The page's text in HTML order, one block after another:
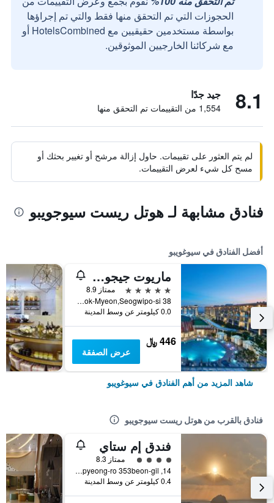
الحجوزات التي تم التحقق منها فقط والتي تم إجراؤها
بواسطة مستخدمين حقيقيين مع HotelsCombined أو
مع شركائنا الخارجيين الموثوقين.
8.1 جيد جدًا
1,554 من التقييمات تم التحقق منها
لم يتم العثور على تقييمات. حاول إزالة مرشح أو تغيير بحثك أو
مسح كل شيء لعرض التقييمات.
فنادق مشابهة لـ هوتل ريست سيوجويبو
أفضل الفنادق في سيوغويبو
ماريوت جيجو شنوا وورلد هوتلز آند ريزورتس
5 نجوم
ممتاز 8.9
38 Sinhwayeoksa-ro 304Beon-Gil, Andeok-Myeon,Seogwipo-si, سيوغويبو, كوريا الجنوبية
0.0 كيلومتر عن وسط المدينة
446 ﷼
عرض الصفقة
شاهد المزيد من أهم الفنادق في سيوغويبو
فنادق بالقرب من هوتل ريست سيوجويبو
فندق إم ستاي
تقييم فئة 4
ممتاز 8.3
14, Taepyeong-ro 353beon-gil, سيوغويبو, كوريا الجنوبية
0.4 كيلومتر عن وسط المدينة